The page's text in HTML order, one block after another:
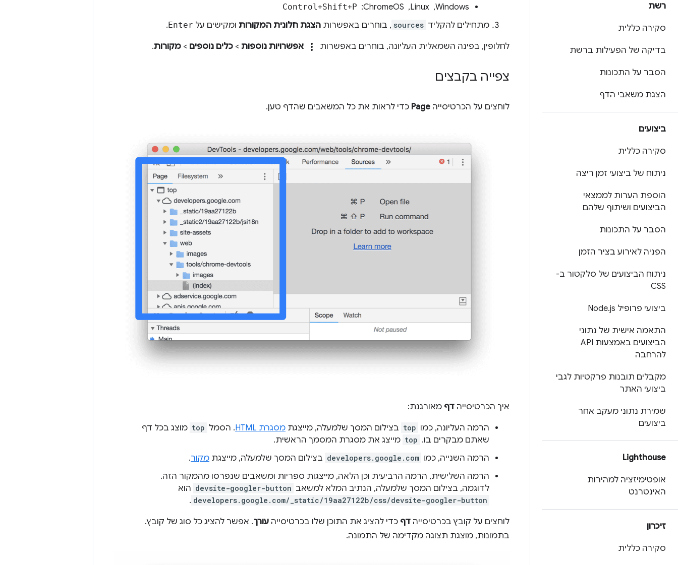
רשת
סקירה כללית
בדיקה של הפעילות ברשת
הסבר על התכונות
הצגת משאבי הדף
ביצועים
סקירה כללית
ניתוח של ביצועי זמן ריצה
הוספת הערות לממצאי
הביצועים ושיתוף שלהם
הסבר על התכונות
הפניה לאירוע בציר הזמן
ניתוח הביצועים של סלקטור ב-
CSS
ביצועי פרופיל Node .js
התאמה אישית של נתוני
הביצועים באמצעות API
להרחבה
מקבלים תובנות פרקטיות לגבי
ביצועי האתר
שמירת נתוני מעקב אחר
ביצועים
Lighthouse
אופטימיזציה למהירות
האינטרנט
זיכרון
סקירה כללית
‫Windows, ‏ Linux, ‏ ChromeOS: ‏
Control+Shift+P
מתחילים להקליד sources , בוחרים באפשרות הצגת חלונית המקורות ומקישים על Enter
.
לחלופין, בפינה השמאלית העליונה, בוחרים באפשרות more_vert אפשרויות נוספות > כלים נוספים > מקורות.
צפייה בקבצים
לוחצים על הכרטיסייה Page כדי לראות את כל המשאבים שהדף טען.
איך הכרטיסייה דף מאורגנת:
הרמה העליונה, כמו top בצילום המסך שלמעלה, מייצגת מסגרת HTML . הסמל top מוצג בכל דף
שאתם מבקרים בו. ‫ top מייצג את מסגרת המסמך הראשית.
הרמה השנייה, כמו developers.google.com בצילום המסך שלמעלה, מייצגת מקור.
הרמה השלישית, הרמה הרביעית וכן הלאה, מייצגות ספריות ומשאבים שנפרסו מהמקור הזה.
לדוגמה, בצילום המסך שלמעלה, הנתיב המלא למשאב devsite-googler-button הוא
developers.google.com/_static/19aa27122b/css/devsite-googler-button
.
לוחצים על קובץ בכרטיסייה דף כדי להציג את התוכן שלו בכרטיסייה עורך. אפשר להציג כל סוג של קובץ.
בתמונות, מוצגת תצוגה מקדימה של התמונה.